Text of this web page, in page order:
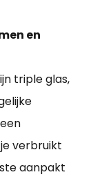
en
triple glas,
verbruikt
aanpakt